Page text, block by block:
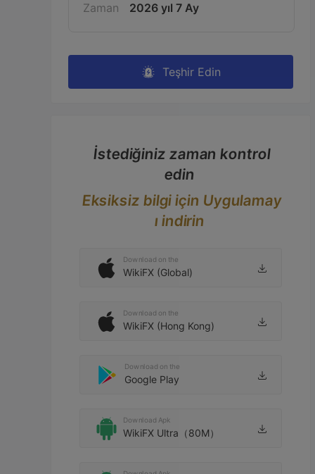
Zaman 2026 yıl 7 Ay
Teşhir Edin
İstediğiniz zaman kontrol
edin
Eksiksiz bilgi için Uygulamay
ı indirin
Download on the
WikiFX (Global)
Download on the
WikiFX (Hong Kong)
Download on the
Google Play
Download Apk
WikiFX Ultra（80M）